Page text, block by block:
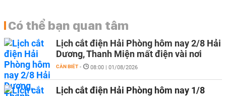
Có thể bạn quan tâm
Lịch cắt điện Hải Phòng hôm nay 2/8 Hải
Dương, Thanh Miện mất điện vài nơi
CẦN BIẾT - 08:00 | 01/08/2026
Lịch cắt điện Hải Phòng hôm nay 1/8